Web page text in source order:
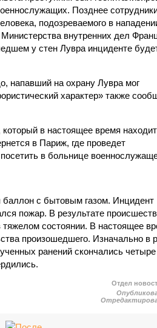
Позднее
подозреваемого в
внутренних дел
у стен Лувра инциденте
напавший на охрану Лувра мог
характер» также
в настоящее время
в Париж, где проведет
в больнице
баллон с бытовым газом. Инцидент
пожар. В результате
тяжелом состоянии. В настоящее
произошедшего. Изначально в
ранений скончались четыре
Отдел